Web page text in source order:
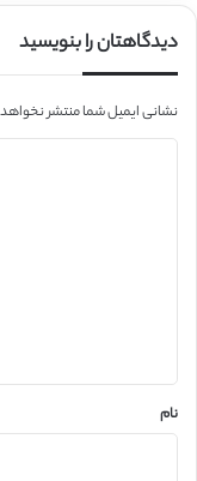
دیدگاهتان را بنویسید
نشانی ایمیل شما منتشر
نام